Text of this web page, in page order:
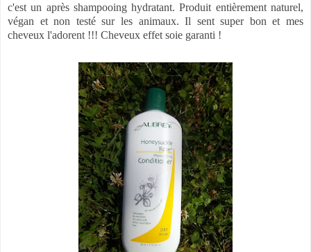
c'est un après shampooing hydratant. Produit entièrement naturel,
végan et non testé sur les animaux. Il sent super bon et mes
cheveux l'adorent !!! Cheveux effet soie garanti !